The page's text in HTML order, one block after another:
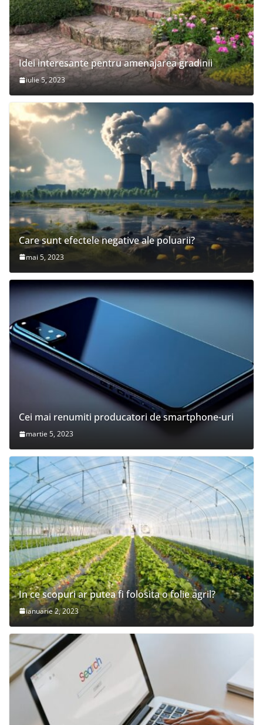
Idei interesante pentru amenajarea gradinii
iulie 5, 2023
Care sunt efectele negative ale poluarii?
mai 5, 2023
Cei mai renumiti producatori de smartphone-uri
martie 5, 2023
In ce scopuri ar putea fi folosita o folie agril?
ianuarie 2, 2023